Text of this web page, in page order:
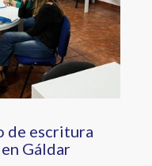
de escritura
Gáldar